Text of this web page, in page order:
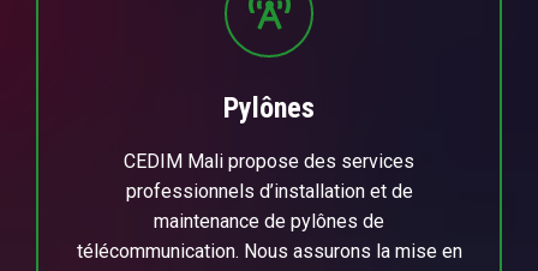
Pylônes
CEDIM Mali propose des services
professionnels d’installation et de
maintenance de pylônes de
télécommunication. Nous assurons la mise en